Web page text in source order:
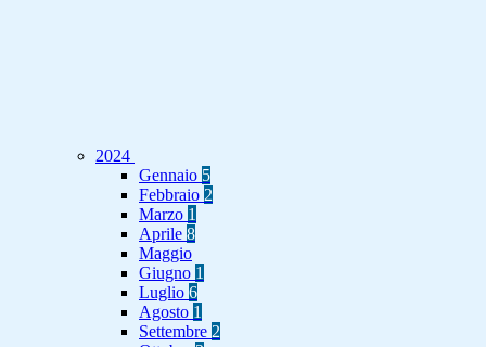
2024
Gennaio 5
Febbraio 2
Marzo 1
Aprile 8
Maggio
Giugno 1
Luglio 6
Agosto 1
Settembre 2